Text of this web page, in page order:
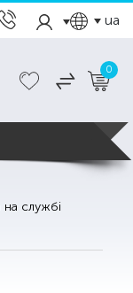
ua
0
на службі